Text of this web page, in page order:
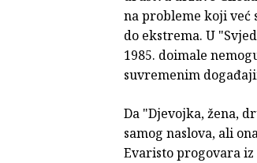
na probleme koji već
do ekstrema. U
1985. doimale
suvremenim
Da "Djevojka, žena,
samog naslova, ali
Evaristo progovara